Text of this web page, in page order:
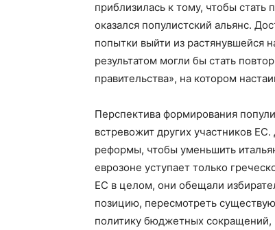
приблизилась к тому, чтобы стать
оказался популистский альянс.
попытки выйти из растянувшейся
результатом могли бы стать
правительства», на котором
Перспектива формирования
встревожит других участников
реформы, чтобы уменьшить
еврозоне уступает только
ЕС в целом, они обещали
позицию, пересмотреть
политику бюджетных сокращений,